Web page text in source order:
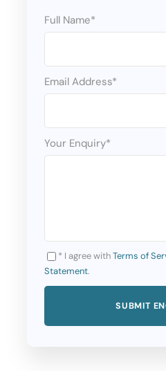
Full Name*
Email Address*
Your Enquiry*
* I agree withTerms of
Statement.
Polasci
April
27.04.
June
01.06., 08.06., 12.06.,